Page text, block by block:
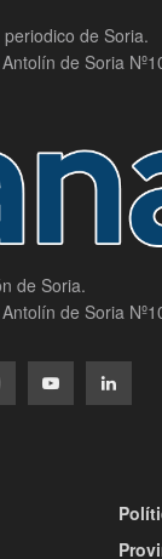
de Soria.
de Soria
de Soria.
de Soria